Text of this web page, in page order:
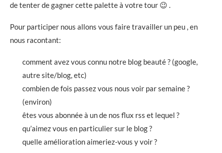
de tenter de gagner cette palette à votre tour 😉 .
Pour participer nous allons vous faire travailler un peu , en
nous racontant:
comment avez vous connu notre blog beauté ? (google,
autre site/blog, etc)
combien de fois passez vous nous voir par semaine ?
(environ)
êtes vous abonnée à un de nos flux rss et lequel ?
qu’aimez vous en particulier sur le blog ?
quelle amélioration aimeriez-vous y voir ?